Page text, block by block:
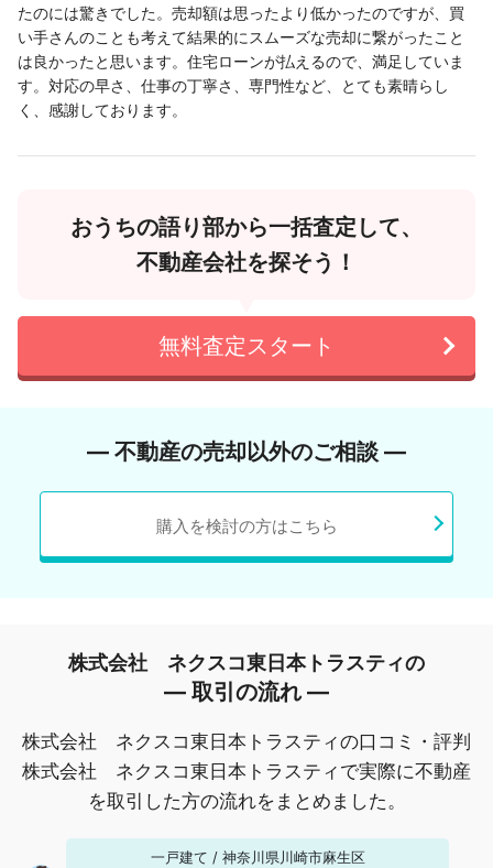
たのには驚きでした。売却額は思ったより低かったのですが、買
い手さんのことも考えて結果的にスムーズな売却に繋がったこと
は良かったと思います。住宅ローンが払えるので、満足していま
す。対応の早さ、仕事の丁寧さ、専門性など、とても素晴らし
く、感謝しております。
おうちの語り部から一括査定して、
不動産会社を探そう！
無料査定スタート
― 不動産の売却以外のご相談 ―
購入を検討の方はこちら
株式会社 ネクスコ東日本トラスティの
― 取引の流れ ―
株式会社 ネクスコ東日本トラスティの口コミ・評判
株式会社 ネクスコ東日本トラスティで実際に不動産
を取引した方の流れをまとめました。
一戸建て / 神奈川県川崎市麻生区